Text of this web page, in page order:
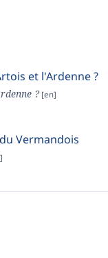
et l'Ardenne ?
?
Vermandois